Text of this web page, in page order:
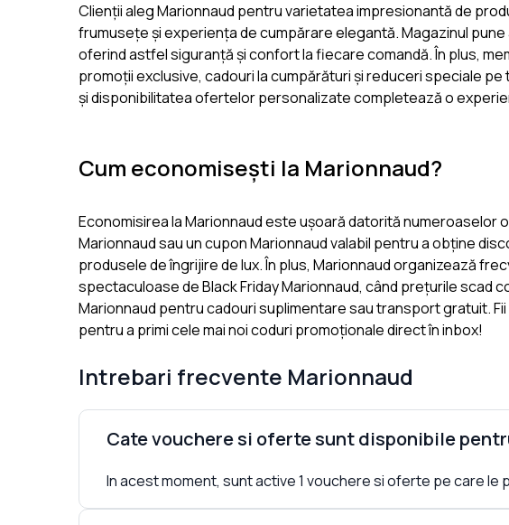
Clienții aleg Marionnaud pentru varietatea impresionantă de
frumusețe și experiența de cumpărare elegantă. Magazinul
oferind astfel siguranță și confort la fiecare comandă. În plus,
promoții exclusive, cadouri la cumpărături și reduceri speciale
și disponibilitatea ofertelor personalizate completează o
Cum economisești la Marionnaud?
Economisirea la Marionnaud este ușoară datorită
Marionnaud sau un cupon Marionnaud valabil pentru a obține
produsele de îngrijire de lux. În plus, Marionnaud organizează
spectaculoase de Black Friday Marionnaud, când prețurile scad
Marionnaud pentru cadouri suplimentare sau transport gratuit.
pentru a primi cele mai noi coduri promoționale direct în inbox!
Intrebari frecvente Marionnaud
Cate vouchere si oferte sunt disponibile
In acest moment, sunt active 1 vouchere si oferte pe care le